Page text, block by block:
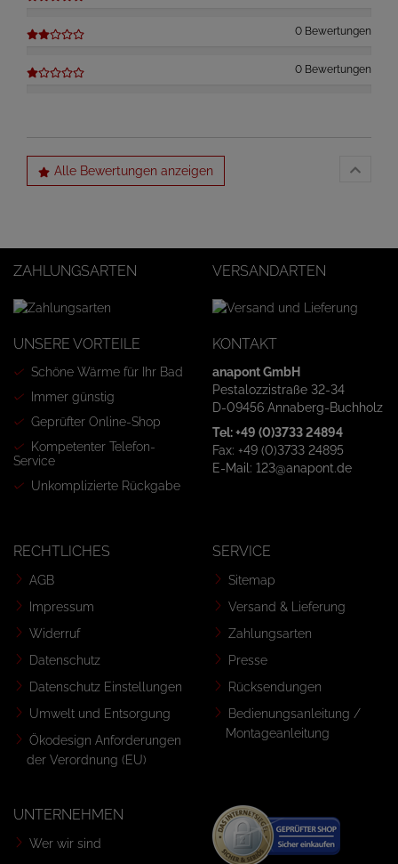
0 Bewertungen
0 Bewertungen
Alle Bewertungen anzeigen
ZAHLUNGSARTEN VERSANDARTEN
UNSERE VORTEILE
Schöne Wärme für Ihr Bad
Immer günstig
Geprüfter Online-Shop
Kompetenter Telefon-
Service
Unkomplizierte Rückgabe
KONTAKT
anapont GmbH
Pestalozzistraße 32-34
D-09456 Annaberg-Buchholz
Tel: +49 (0)3733 24894
Fax: +49 (0)3733 24895
E-Mail: 123@anapont.de
RECHTLICHES
AGB
Impressum
Widerruf
Datenschutz
Datenschutz Einstellungen
Umwelt und Entsorgung
Ökodesign Anforderungen
der Verordnung (EU)
SERVICE
Sitemap
Versand & Lieferung
Zahlungsarten
Presse
Rücksendungen
Bedienungsanleitung /
Montageanleitung
UNTERNEHMEN
Wer wir sind